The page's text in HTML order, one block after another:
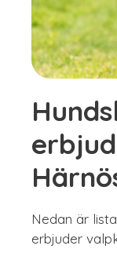
Nedan är
erbjuder